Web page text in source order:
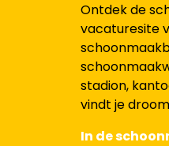
Ontdek de
vacaturesite
stadion,
vindt je
In de